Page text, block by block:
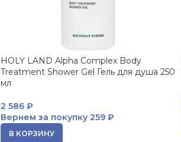
HOLY LAND Alpha Complex Body
Treatment Shower Gel Гель для душа 250
мл
2 586 ₽
Вернем за покупку259 ₽
В КОРЗИНУ